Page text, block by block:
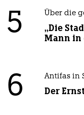
5 Über die
„Die
Mann in
6 Antifas in
Der